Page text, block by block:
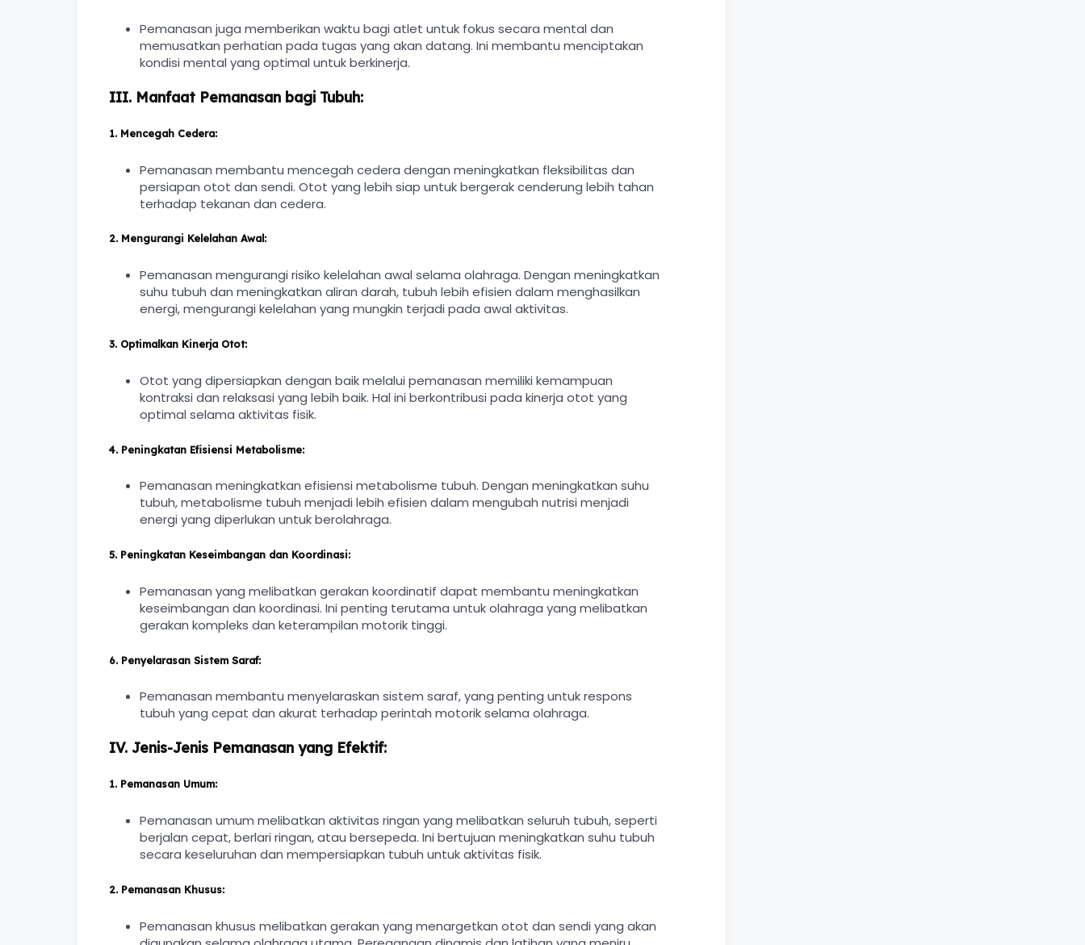
Pemanasan juga memberikan waktu bagi atlet untuk fokus secara mental dan
memusatkan perhatian pada tugas yang akan datang. Ini membantu menciptakan
kondisi mental yang optimal untuk berkinerja.
III. Manfaat Pemanasan bagi Tubuh:
1. Mencegah Cedera:
Pemanasan membantu mencegah cedera dengan meningkatkan fleksibilitas dan
persiapan otot dan sendi. Otot yang lebih siap untuk bergerak cenderung lebih tahan
terhadap tekanan dan cedera.
2. Mengurangi Kelelahan Awal:
Pemanasan mengurangi risiko kelelahan awal selama olahraga. Dengan meningkatkan
suhu tubuh dan meningkatkan aliran darah, tubuh lebih efisien dalam menghasilkan
energi, mengurangi kelelahan yang mungkin terjadi pada awal aktivitas.
3. Optimalkan Kinerja Otot:
Otot yang dipersiapkan dengan baik melalui pemanasan memiliki kemampuan
kontraksi dan relaksasi yang lebih baik. Hal ini berkontribusi pada kinerja otot yang
optimal selama aktivitas fisik.
4. Peningkatan Efisiensi Metabolisme:
Pemanasan meningkatkan efisiensi metabolisme tubuh. Dengan meningkatkan suhu
tubuh, metabolisme tubuh menjadi lebih efisien dalam mengubah nutrisi menjadi
energi yang diperlukan untuk berolahraga.
5. Peningkatan Keseimbangan dan Koordinasi:
Pemanasan yang melibatkan gerakan koordinatif dapat membantu meningkatkan
keseimbangan dan koordinasi. Ini penting terutama untuk olahraga yang melibatkan
gerakan kompleks dan keterampilan motorik tinggi.
6. Penyelarasan Sistem Saraf:
Pemanasan membantu menyelaraskan sistem saraf, yang penting untuk respons
tubuh yang cepat dan akurat terhadap perintah motorik selama olahraga.
IV. Jenis-Jenis Pemanasan yang Efektif:
1. Pemanasan Umum:
Pemanasan umum melibatkan aktivitas ringan yang melibatkan seluruh tubuh, seperti
berjalan cepat, berlari ringan, atau bersepeda. Ini bertujuan meningkatkan suhu tubuh
secara keseluruhan dan mempersiapkan tubuh untuk aktivitas fisik.
2. Pemanasan Khusus:
Pemanasan khusus melibatkan gerakan yang menargetkan otot dan sendi yang akan